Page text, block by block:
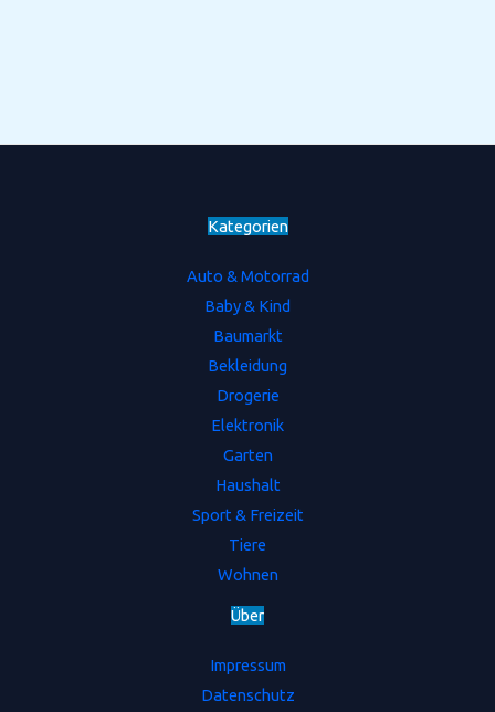
Kategorien
Auto & Motorrad
Baby & Kind
Baumarkt
Bekleidung
Drogerie
Elektronik
Garten
Haushalt
Sport & Freizeit
Tiere
Wohnen
Über
Impressum
Datenschutz